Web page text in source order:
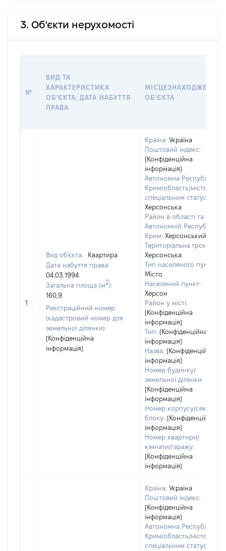
3. Об'єкти нерухомості
№
ВИД ТА
ХАРАКТЕРИСТИКА
ОБʼЄКТА, ДАТА НАБУТТЯ
ПРАВА
МІСЦЕЗНАХОДЖЕННЯ
ОБʼЄКТА
1
Вид об'єкта:
Квартира
Дата набуття права:
04.03.1994
Загальна площа (м2):
160,9
Реєстраційний номер
(кадастровий номер для
земельної ділянки):
[Конфіденційна
інформація]
Країна: Україна
Поштовий індекс:
[Конфіденційна
інформація]
Автономна Республіка
Крим/область/місто зі
спеціальним статусом:
Херсонська
Район в області та
Автономній Республіці
Крим: Херсонський
Територіальна громада:
Херсонська
Тип населеного пункту:
Місто
Населений пункт:
Херсон
Район у місті:
[Конфіденційна
інформація]
Тип: [Конфіденційна
інформація]
Назва: [Конфіденційна
інформація]
Номер будинку/
земельної ділянки:
[Конфіденційна
інформація]
Номер корпусу/секції/
блоку: [Конфіденційна
інформація]
Номер квартири/
кімнати/гаражу:
[Конфіденційна
інформація]
Країна: Україна
Поштовий індекс:
[Конфіденційна
інформація]
Автономна Республіка
Крим/область/місто зі
спеціальним статусом: